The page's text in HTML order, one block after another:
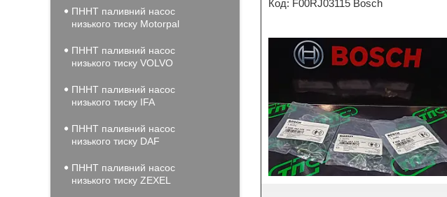
F00RJ03115 Bosch
ПННТ паливний насос
низького тиску Motorpal
ПННТ паливний насос
низького тиску VOLVO
ПННТ паливний насос
низького тиску IFA
ПННТ паливний насос
низького тиску DAF
ПННТ паливний насос
низького тиску ZEXEL